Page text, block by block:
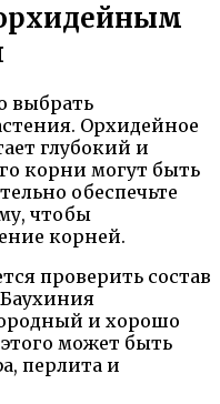
выбрать
Орхидейное
глубокий и
корни могут быть
обеспечьте
чтобы
корней.
проверить состав
и хорошо
может быть
перлита и